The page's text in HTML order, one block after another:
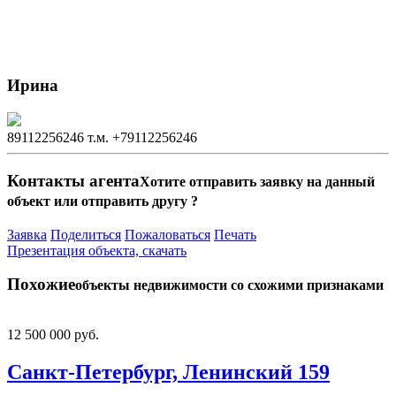
Ирина
89112256246 т.м. +79112256246
Контакты агентаХотите отправить заявку на данный
объект или отправить другу ?
Заявка Поделиться Пожаловаться Печать
Презентация объекта, скачать
Похожиеобъекты недвижимости со схожими признаками
12 500 000 руб.
Санкт-Петербург, Ленинский 159